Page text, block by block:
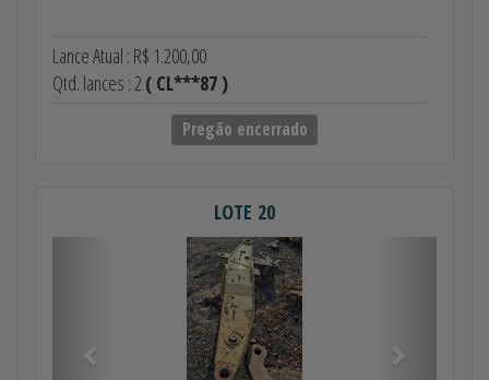
Lance Atual : R$ 1.200,00
Qtd. lances : 2 ( CL***87 )
Pregão encerrado
LOTE 20